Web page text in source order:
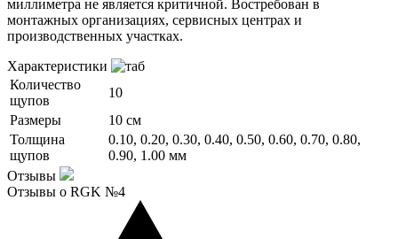
миллиметра не является критичной. Востребован в
монтажных организациях, сервисных центрах и
производственных участках.
Характеристики
Количество
щупов
10
Размеры
10 см
Толщина
щупов
0.10, 0.20, 0.30, 0.40, 0.50, 0.60, 0.70, 0.80,
0.90, 1.00 мм
Отзывы
Отзывы о RGK №4